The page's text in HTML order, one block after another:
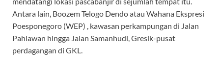
Antara lain, Boozem Telogo Dendo atau Wahana Ekspresi
Poesponegoro (WEP) , kawasan perkampungan di Jalan
Pahlawan hingga Jalan Samanhudi, Gresik-pusat
perdagangan di GKL.